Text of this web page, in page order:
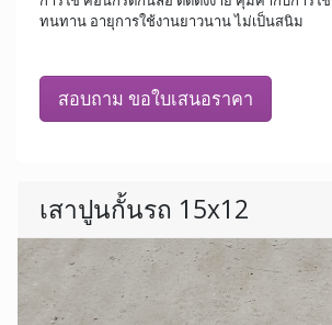
ทนทาน อายุการใช้งานยาวนาน ไม่เป็นสนิม
สอบถาม ขอใบเสนอราคา
เสาปูนกั้นรถ 15x12